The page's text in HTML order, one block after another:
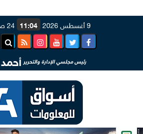
9 أغسطس 2026 11:04 24 صفر 1448
رئيس مجلسي الإدارة والتحرير